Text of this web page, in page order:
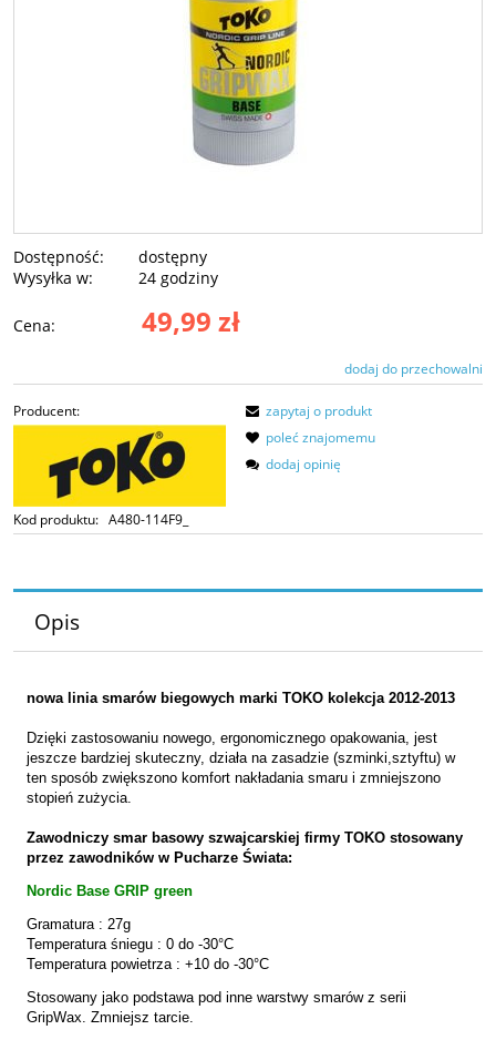
Dostępność:
dostępny
Wysyłka w:
24 godziny
Cena: 49,99 zł
dodaj do przechowalni
Producent:
Kod produktu: A480-114F9_
zapytaj o produkt
poleć znajomemu
dodaj opinię
Opis
nowa linia smarów biegowych marki TOKO kolekcja 2012-2013
Dzięki zastosowaniu nowego, ergonomicznego opakowania, jest
jeszcze bardziej skuteczny, działa na zasadzie (szminki,sztyftu) w
ten sposób zwiększono komfort nakładania smaru i zmniejszono
stopień zużycia.
Zawodniczy smar basowy szwajcarskiej firmy TOKO stosowany
przez zawodników w Pucharze Świata:
Nordic Base GRIP green
Gramatura : 27g
Temperatura śniegu : 0 do -30°C
Temperatura powietrza : +10 do -30°C
Stosowany jako podstawa pod inne warstwy smarów z serii
GripWax. Zmniejsz tarcie.